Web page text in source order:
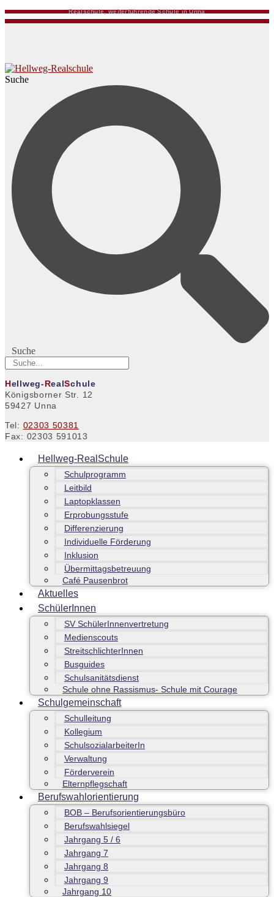
Realschule, weiterführende Schule in Unna
Suche
Suche
Hellweg-RealSchule
Königsborner Str. 12
59427 Unna
Tel: 02303 50381
Fax: 02303 591013
Hellweg-RealSchule
Schulprogramm
Leitbild
Laptopklassen
Erprobungsstufe
Differenzierung
Individuelle Förderung
Inklusion
Übermittagsbetreuung
Café Pausenbrot
Aktuelles
SchülerInnen
SV SchülerInnenvertretung
Medienscouts
StreitschlichterInnen
Busguides
Schulsanitätsdienst
Schule ohne Rassismus- Schule mit Courage
Schulgemeinschaft
Schulleitung
Kollegium
SchulsozialarbeiterIn
Verwaltung
Förderverein
Elternpflegschaft
Berufswahlorientierung
BOB – Berufsorientierungsbüro
Berufswahlsiegel
Jahrgang 5 / 6
Jahrgang 7
Jahrgang 8
Jahrgang 9
Jahrgang 10